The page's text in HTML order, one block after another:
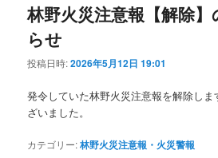
林野火災注意報【解除】
らせ
投稿日時:2026年5月12日 19:01
発令していた林野火災注意報を解除し
ざいました。
カテゴリー:林野火災注意報・火災警報